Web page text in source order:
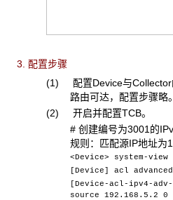
3. 配置步骤
(1) 配置Device与Collector
路由可达，配置步骤略。
(2) 开启并配置TCB。
# 创建编号为3001的
规则：匹配源IP地址为
<Device> system-view
[Device] acl
[Device-acl-ipv4-
source 192.168.5.2 0